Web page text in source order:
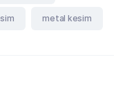
metal kesim